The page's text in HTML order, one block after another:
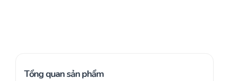
Tổng quan sản phẩm